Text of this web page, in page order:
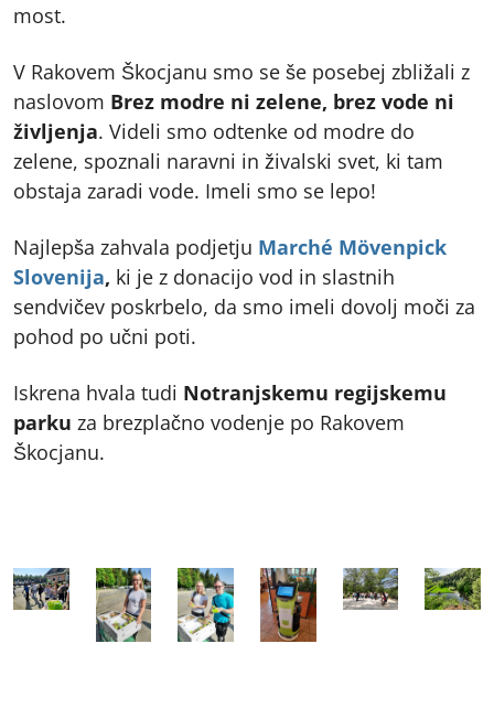
most.
V Rakovem Škocjanu smo se še posebej zbližali z
naslovom Brez modre ni zelene, brez vode ni
življenja. Videli smo odtenke od modre do
zelene, spoznali naravni in živalski svet, ki tam
obstaja zaradi vode. Imeli smo se lepo!
Najlepša zahvala podjetju Marché Mövenpick
Slovenija, ki je z donacijo vod in slastnih
sendvičev poskrbelo, da smo imeli dovolj moči za
pohod po učni poti.
Iskrena hvala tudi Notranjskemu regijskemu
parku za brezplačno vodenje po Rakovem
Škocjanu.